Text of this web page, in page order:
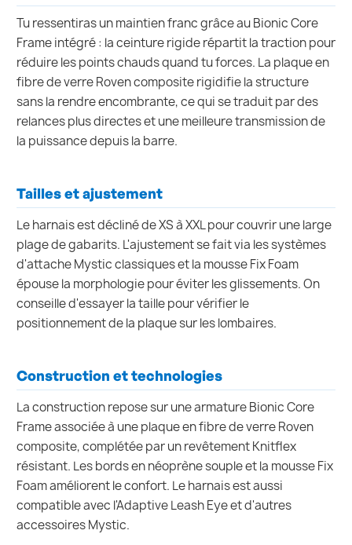
Tu ressentiras un maintien franc grâce au Bionic Core
Frame intégré : la ceinture rigide répartit la traction pour
réduire les points chauds quand tu forces. La plaque en
fibre de verre Roven composite rigidifie la structure
sans la rendre encombrante, ce qui se traduit par des
relances plus directes et une meilleure transmission de
la puissance depuis la barre.
Tailles et ajustement
Le harnais est décliné de XS à XXL pour couvrir une large
plage de gabarits. L'ajustement se fait via les systèmes
d'attache Mystic classiques et la mousse Fix Foam
épouse la morphologie pour éviter les glissements. On
conseille d'essayer la taille pour vérifier le
positionnement de la plaque sur les lombaires.
Construction et technologies
La construction repose sur une armature Bionic Core
Frame associée à une plaque en fibre de verre Roven
composite, complétée par un revêtement Knitflex
résistant. Les bords en néoprène souple et la mousse Fix
Foam améliorent le confort. Le harnais est aussi
compatible avec l'Adaptive Leash Eye et d'autres
accessoires Mystic.